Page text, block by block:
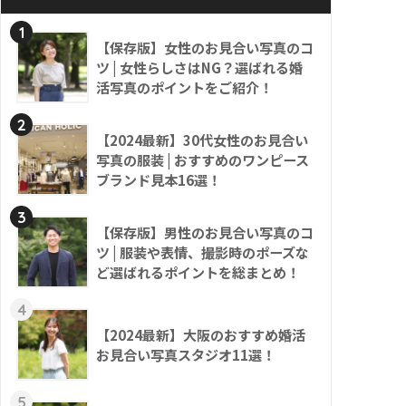
1
【保存版】女性のお見合い写真のコ
ツ | 女性らしさはNG？選ばれる婚
活写真のポイントをご紹介！
2
【2024最新】30代女性のお見合い
写真の服装 | おすすめのワンピース
ブランド見本16選！
3
【保存版】男性のお見合い写真のコ
ツ | 服装や表情、撮影時のポーズな
ど選ばれるポイントを総まとめ！
4
【2024最新】大阪のおすすめ婚活
お見合い写真スタジオ11選！
5